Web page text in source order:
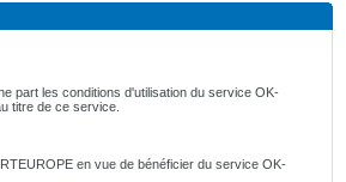
part les conditions d'utilisation du service OK-
titre de ce service.
en vue de bénéficier du service OK-